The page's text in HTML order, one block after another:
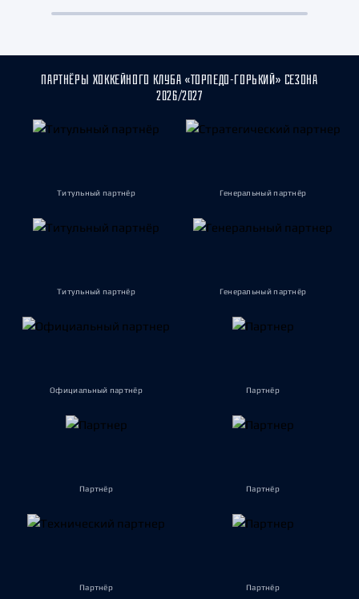
ПАРТНЁРЫ ХОККЕЙНОГО КЛУБА «ТОРПЕДО-ГОРЬКИЙ» СЕЗОНА
2026/2027
Титульный партнёр Генеральный партнёр
Титульный партнёр Генеральный партнёр
Официальный партнёр Партнёр
Партнёр Партнёр
Партнёр Партнёр